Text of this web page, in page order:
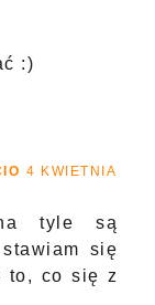
:)
4 KWIETNIA
tyle są
się
to, co się z